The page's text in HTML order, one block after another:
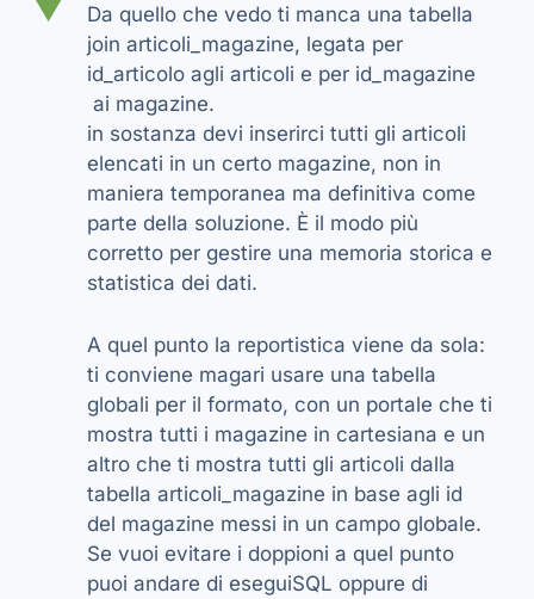
▼
Da quello che vedo ti manca una tabella
join articoli_magazine, legata per
id_articolo agli articoli e per id_magazine
ai magazine.
in sostanza devi inserirci tutti gli articoli
elencati in un certo magazine, non in
maniera temporanea ma definitiva come
parte della soluzione. È il modo più
corretto per gestire una memoria storica e
statistica dei dati.
A quel punto la reportistica viene da sola:
ti conviene magari usare una tabella
globali per il formato, con un portale che ti
mostra tutti i magazine in cartesiana e un
altro che ti mostra tutti gli articoli dalla
tabella articoli_magazine in base agli id
del magazine messi in un campo globale.
Se vuoi evitare i doppioni a quel punto
puoi andare di eseguiSQL oppure di